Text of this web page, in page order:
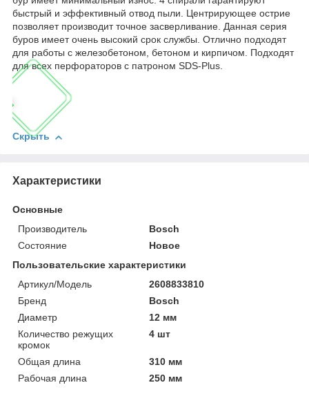
быстрый и эффективный отвод пыли. Центрирующее острие
позволяет производит точное засверливание. Данная серия
буров имеет очень высокий срок службы. Отлично подходят
для работы с железобетоном, бетоном и кирпичом. Подходят
для всех перфораторов с патроном SDS-Plus.
Скрыть
Характеристики
Основные
Производитель
Bosch
Состояние
Новое
Пользовательские характеристики
Артикул/Модель
2608833810
Бренд
Bosch
Диаметр
12 мм
Количество режущих
кромок
4 шт
Общая длина
310 мм
Рабочая длина
250 мм